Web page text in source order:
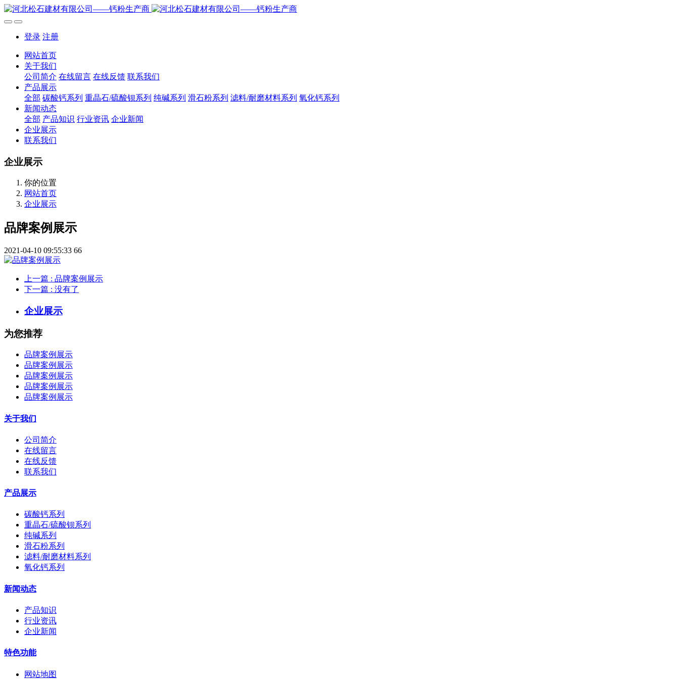
登录 注册
网站首页
关于我们
公司简介 在线留言 在线反馈 联系我们
产品展示
全部 碳酸钙系列 重晶石/硫酸钡系列 纯碱系列 滑石粉系列 滤料/耐磨材料系列 氧化钙系列
新闻动态
全部 产品知识 行业资讯 企业新闻
企业展示
联系我们
企业展示
你的位置
网站首页
企业展示
品牌案例展示
2021-04-10 09:55:33 66
上一篇 : 品牌案例展示
下一篇 : 没有了
企业展示
为您推荐
品牌案例展示
品牌案例展示
品牌案例展示
品牌案例展示
品牌案例展示
关于我们
公司简介
在线留言
在线反馈
联系我们
产品展示
碳酸钙系列
重晶石/硫酸钡系列
纯碱系列
滑石粉系列
滤料/耐磨材料系列
氧化钙系列
新闻动态
产品知识
行业资讯
企业新闻
特色功能
网站地图